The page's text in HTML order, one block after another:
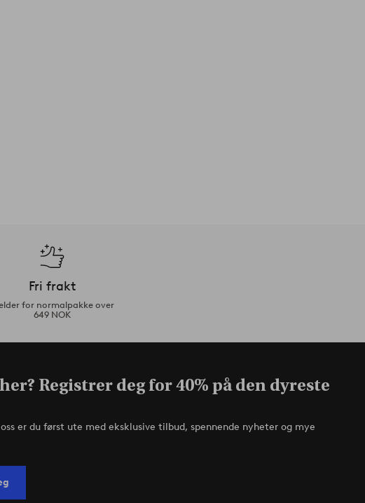
Fri frakt
for normalpakke over
649 NOK
Registrer deg for 40% på den dyreste
er du først ute med eksklusive tilbud, spennende nyheter og mye